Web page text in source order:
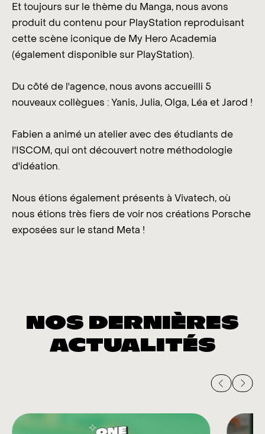
Et toujours sur le thème du Manga, nous avons
produit du contenu pour PlayStation reproduisant
cette scène iconique de My Hero Academia
(également disponible sur PlayStation).
Du côté de l'agence, nous avons accueilli 5
nouveaux collègues : Yanis, Julia, Olga, Léa et Jarod !
Fabien a animé un atelier avec des étudiants de
l'ISCOM, qui ont découvert notre méthodologie
d'idéation.
Nous étions également présents à Vivatech, où
nous étions très fiers de voir nos créations Porsche
exposées sur le stand Meta !
NOS DERNIÈRES
ACTUALITÉS